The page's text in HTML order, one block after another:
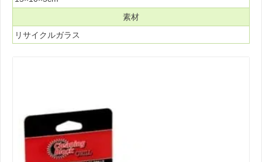
素材
リサイクルガラス